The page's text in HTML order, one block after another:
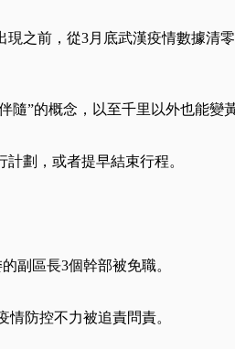
之前，從3月底武漢疫情數據清
”的概念，以至千里以外也能變
劃，或者提早結束行程。
副區長3個幹部被免職。
防控不力被追責問責。